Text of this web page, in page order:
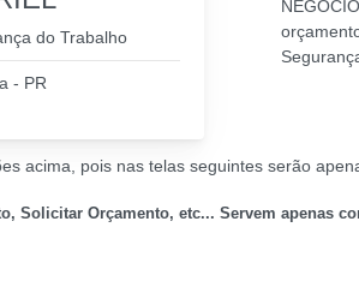
do Trabalho
- PR
acima, pois nas telas seguintes serão
Solicitar Orçamento, etc... Servem apenas